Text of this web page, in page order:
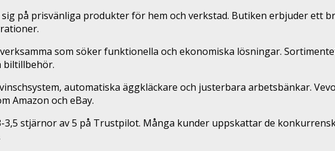
på prisvänliga produkter för hem och verkstad. Butiken erbjuder ett
som söker funktionella och ekonomiska lösningar.
biltillbehör.
automatiska äggkläckare och justerbara arbetsbänkar.
Amazon och eBay.
3,5 stjärnor av 5 på Trustpilot. Många kunder uppskattar de